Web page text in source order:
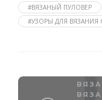
#ВЯЗАНЫЙ ПУЛОВЕР
#УЗОРЫ ДЛЯ ВЯЗАНИЯ